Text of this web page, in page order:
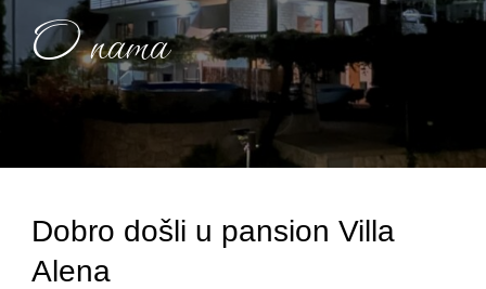
O nama
Dobro došli u pansion Villa
Alena